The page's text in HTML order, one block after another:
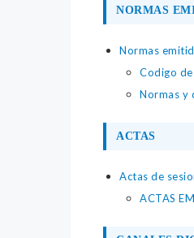
NORMAS
Normas
Codigo de
Normas y
ACTAS
Actas de
ACTAS